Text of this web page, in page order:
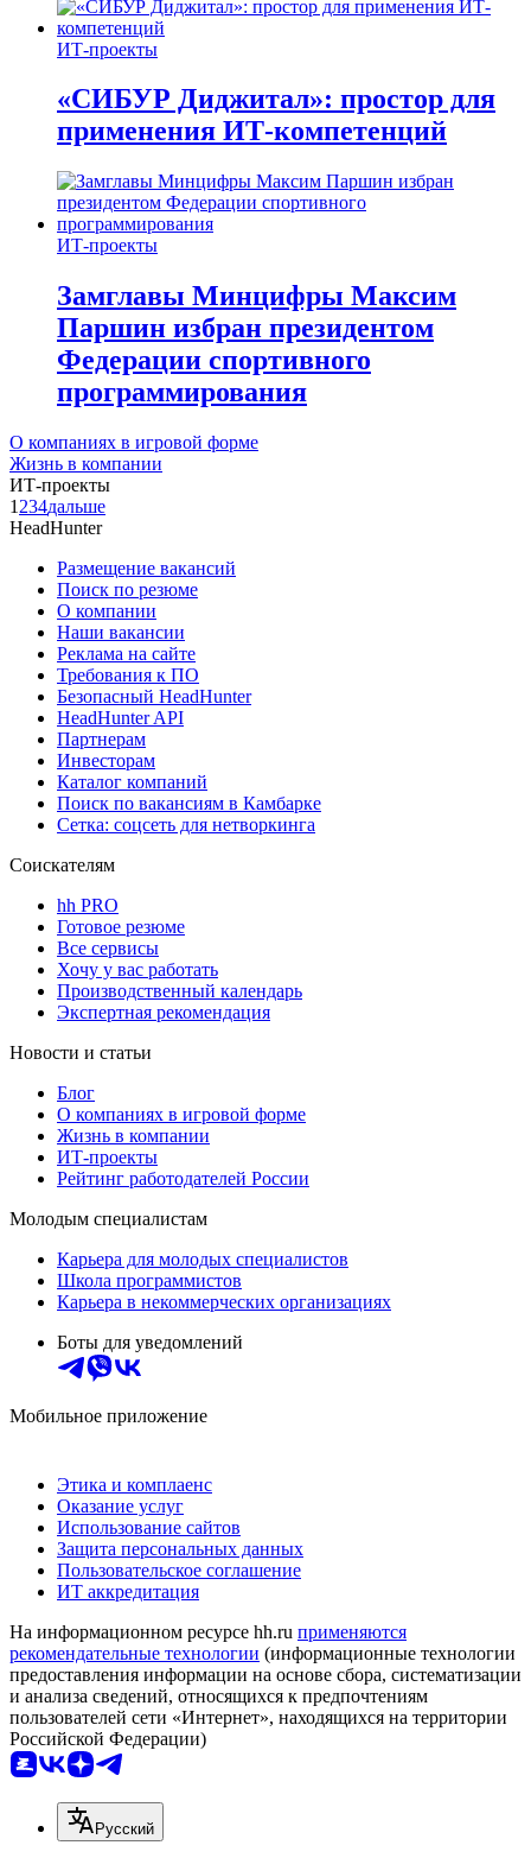
ИТ-проекты
«СИБУР Диджитал»: простор для
применения ИТ-компетенций
ИТ-проекты
Замглавы Минцифры Максим
Паршин избран президентом
Федерации спортивного
программирования
О компаниях в игровой форме
Жизнь в компании
ИТ-проекты
1 234дальше
HeadHunter
Размещение вакансий
Поиск по резюме
О компании
Наши вакансии
Реклама на сайте
Требования к ПО
Безопасный HeadHunter
HeadHunter API
Партнерам
Инвесторам
Каталог компаний
Поиск по вакансиям в Камбарке
Сетка: соцсеть для нетворкинга
Соискателям
hh PRO
Готовое резюме
Все сервисы
Хочу у вас работать
Производственный календарь
Экспертная рекомендация
Новости и статьи
Блог
О компаниях в игровой форме
Жизнь в компании
ИТ-проекты
Рейтинг работодателей России
Молодым специалистам
Карьера для молодых специалистов
Школа программистов
Карьера в некоммерческих организациях
Боты для уведомлений
Мобильное приложение
Этика и комплаенс
Оказание услуг
Использование сайтов
Защита персональных данных
Пользовательское соглашение
ИТ аккредитация
На информационном ресурсе hh.ru применяются
рекомендательные технологии (информационные технологии
предоставления информации на основе сбора, систематизации
и анализа сведений, относящихся к предпочтениям
пользователей сети «Интернет», находящихся на территории
Российской Федерации)
Русский